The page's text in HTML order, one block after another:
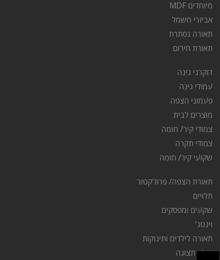
מיוחדים MDF
אביזרי חשמל
תאורה נסתרת
תאורת חירום
דוקרני גינה
עמודי גינה
פעמוני הצפה
מוצרים לבית
צמודי קיר/ חומה
צמודי תקרה
שקועי קיר/ חומה
תאורת הצפה/ פרוז'קטור
תלויים
שקעים ומפסקים
וינטג'
תאורה לילדים ותינוקות
אולם תצוגה